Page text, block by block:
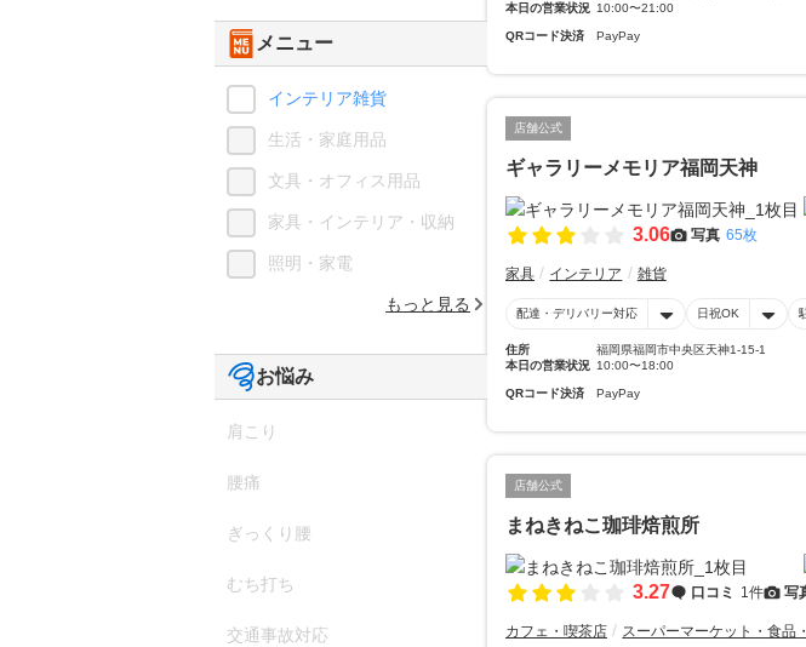
本日の営業状況 10:00〜21:00
QRコード決済 PayPay
店舗公式
ギャラリーメモリア福岡天神
3.06 写真 65枚
家具 インテリア 雑貨
配達・デリバリー対応 日祝OK
住所
福岡県福岡市中央区天神1-15-1
本日の営業状況 10:00〜18:00
QRコード決済 PayPay
店舗公式
まねきねこ珈琲焙煎所
3.27 口コミ 1件 写
カフェ・喫茶店 スーパーマーケット・食品
メニュー
インテリア雑貨
生活・家庭用品
文具・オフィス用品
家具・インテリア・収納
照明・家電
もっと見る
お悩み
肩こり
腰痛
ぎっくり腰
むち打ち
交通事故対応